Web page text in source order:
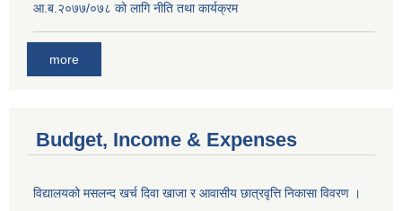
आ.ब.२०७७/०७८ को लागि नीति तथा कार्यक्रम
more
Budget, Income & Expenses
विद्यालयको मसलन्द खर्च दिवा खाजा र आवासीय छात्रवृत्ति निकासा विवरण ।